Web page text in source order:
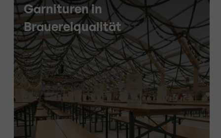
Garnituren in
Brauereiqualität